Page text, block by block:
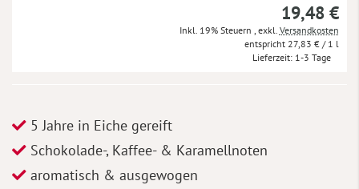
19,48 €
Inkl. 19% Steuern exkl. Versandkosten
27,83 € / 1 l
Lieferzeit 1-3 Tage
5 Jahre in Eiche gereift
Schokolade-, Kaffee- & Karamellnoten
aromatisch & ausgewogen